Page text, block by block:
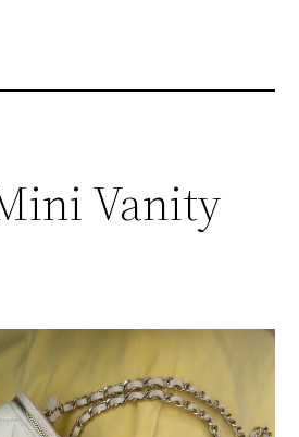
Vanity